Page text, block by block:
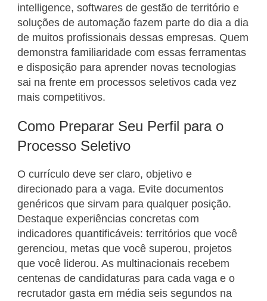
intelligence, softwares de gestão de território e
soluções de automação fazem parte do dia a dia
de muitos profissionais dessas empresas. Quem
demonstra familiaridade com essas ferramentas
e disposição para aprender novas tecnologias
sai na frente em processos seletivos cada vez
mais competitivos.
Como Preparar Seu Perfil para o
Processo Seletivo
O currículo deve ser claro, objetivo e
direcionado para a vaga. Evite documentos
genéricos que sirvam para qualquer posição.
Destaque experiências concretas com
indicadores quantificáveis: territórios que você
gerenciou, metas que você superou, projetos
que você liderou. As multinacionais recebem
centenas de candidaturas para cada vaga e o
recrutador gasta em média seis segundos na